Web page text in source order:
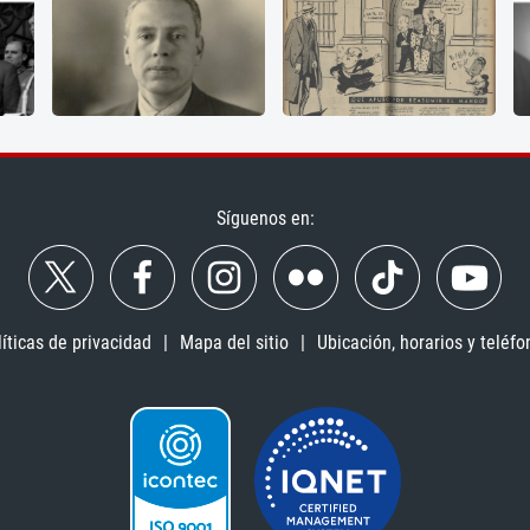
Síguenos en:
de privacidad Mapa del sitio Ubicación, horarios y